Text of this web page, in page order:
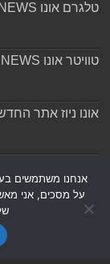
טלגרם אונו NEWS
טוויטר אונו NEWS
אונו ניוז אתר
אנחנו משתמשים
על מסכים, אני